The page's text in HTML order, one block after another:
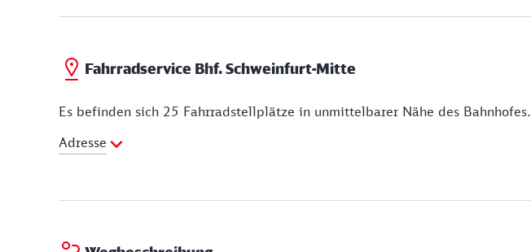
Fahrradservice Bhf. Schweinfurt-Mitte
Es befinden sich 25 Fahrradstellplätze in unmittelbarer Nähe des Bahnhofes.
Adresse